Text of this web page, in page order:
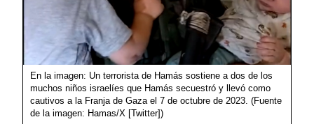
En la imagen: Un terrorista de Hamás sostiene a dos de los
muchos niños israelíes que Hamás secuestró y llevó como
cautivos a la Franja de Gaza el 7 de octubre de 2023. (Fuente
de la imagen: Hamas/X [Twitter])